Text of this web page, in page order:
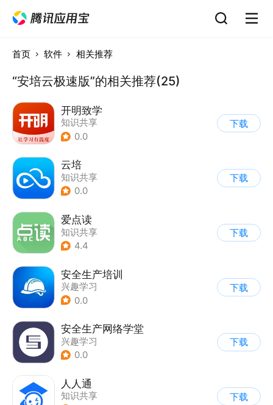
首页 软件 相关推荐
“安培云极速版”的相关推荐(25)
开明致学
知识共享
0.0
下载
云培
知识共享
0.0
下载
爱点读
知识共享
4.4
下载
安全生产培训
兴趣学习
0.0
下载
安全生产网络学堂
兴趣学习
0.0
下载
人人通
知识共享
下载